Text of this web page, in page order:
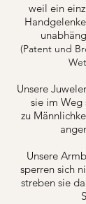
weil ein
(Patent und
Unsere
sie im Weg
zu
Unsere
sperren sich
streben sie